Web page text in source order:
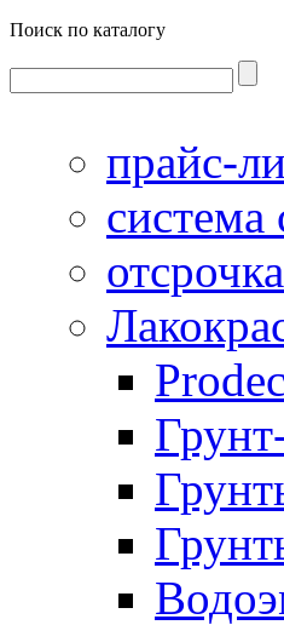
Поиск по каталогу
прайс-
система